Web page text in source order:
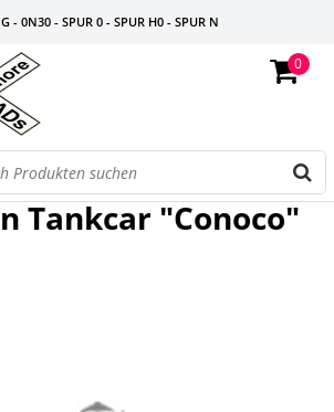
- 0N30 - SPUR 0 - SPUR H0 - SPUR N
0
Tankcar "Conoco"